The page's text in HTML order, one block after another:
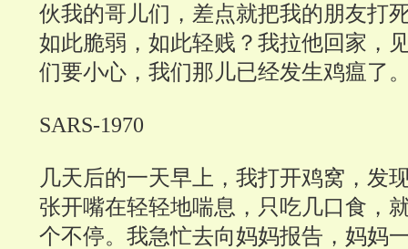
伙我的哥儿们，差点就把我的朋友打
如此脆弱，如此轻贱？我拉他回家，
们要小心，我们那儿已经发生鸡瘟了
SARS-1970
几天后的一天早上，我打开鸡窝，发
张开嘴在轻轻地喘息，只吃几口食，
个不停。我急忙去向妈妈报告，妈妈